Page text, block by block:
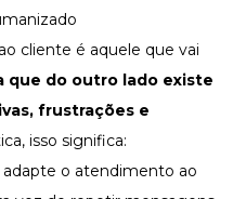
cliente é aquele que vai
que do outro lado existe
frustrações e
isso significa:
adapte o atendimento ao